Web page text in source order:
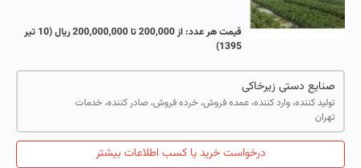
قیمت هر عدد:از 200,000 تا 200,000,000 ریال
(10 تیر
1395)
صنایع دستی زیرخاکی
تولید کننده، وارد کننده، عمده فروش، خرده فروش، صادر کننده، خدمات
تهران
درخواست خرید یا کسب اطلاعات بیشتر